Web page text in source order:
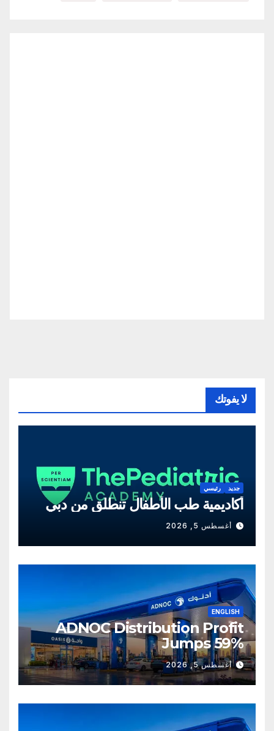
لا يفوتك
جديد رئيسي
أكاديمية طب الأطفال تنطلق من دبي
أغسطس 5, 2026
ENGLISH
ADNOC Distribution Profit
Jumps 59%
أغسطس 5, 2026